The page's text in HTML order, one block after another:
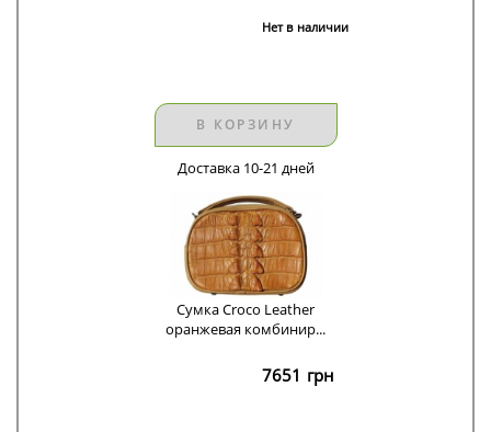
Нет в наличии
В КОРЗИНУ
Доставка 10-21 дней
Сумка Croco Leather
оранжевая комбинир...
7651 грн